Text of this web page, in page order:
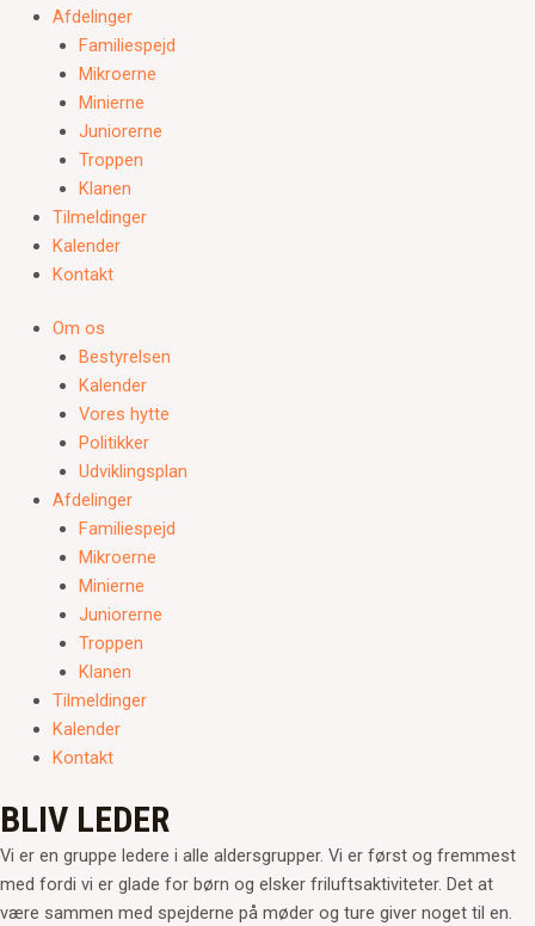
Afdelinger
Familiespejd
Mikroerne
Minierne
Juniorerne
Troppen
Klanen
Tilmeldinger
Kalender
Kontakt
Om os
Bestyrelsen
Kalender
Vores hytte
Politikker
Udviklingsplan
Afdelinger
Familiespejd
Mikroerne
Minierne
Juniorerne
Troppen
Klanen
Tilmeldinger
Kalender
Kontakt
BLIV LEDER
Vi er en gruppe ledere i alle aldersgrupper. Vi er først og fremmest
med fordi vi er glade for børn og elsker friluftsaktiviteter. Det at
være sammen med spejderne på møder og ture giver noget til en.